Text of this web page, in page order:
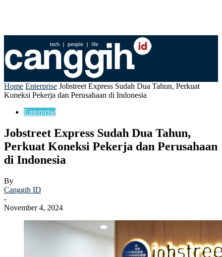
Home Enterprise Jobstreet Express Sudah Dua Tahun, Perkuat
Koneksi Pekerja dan Perusahaan di Indonesia
Enterprise
Jobstreet Express Sudah Dua Tahun,
Perkuat Koneksi Pekerja dan Perusahaan
di Indonesia
By
Canggih ID
-
November 4, 2024